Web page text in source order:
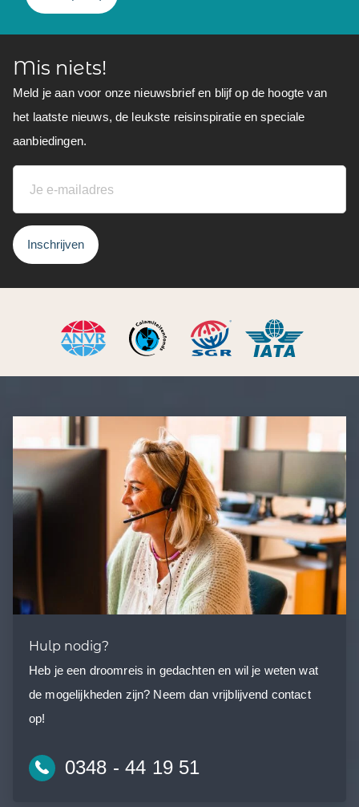
Mis niets!
Meld je aan voor onze nieuwsbrief en blijf op de hoogte van
het laatste nieuws, de leukste reisinspiratie en speciale
aanbiedingen.
Inschrijven
Hulp nodig?
Heb je een droomreis in gedachten en wil je weten wat
de mogelijkheden zijn? Neem dan vrijblijvend contact
op!
0348 - 44 19 51